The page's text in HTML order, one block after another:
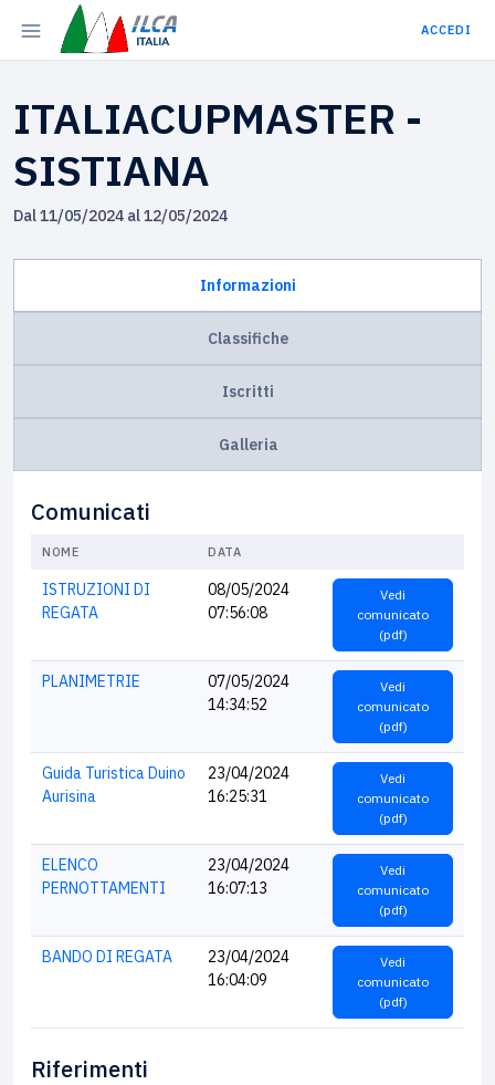
ACCEDI
ITALIACUPMASTER -
SISTIANA
Dal 11/05/2024 al 12/05/2024
Informazioni
Classifiche
Iscritti
Galleria
Comunicati
NOME DATA
ISTRUZIONI DI
REGATA
08/05/2024
07:56:08
Vedi
comunicato
(pdf)
PLANIMETRIE
07/05/2024
14:34:52
Vedi
comunicato
(pdf)
Guida Turistica Duino
Aurisina
23/04/2024
16:25:31
Vedi
comunicato
(pdf)
ELENCO
PERNOTTAMENTI
23/04/2024
16:07:13
Vedi
comunicato
(pdf)
BANDO DI REGATA
23/04/2024
16:04:09
Vedi
comunicato
(pdf)
Riferimenti